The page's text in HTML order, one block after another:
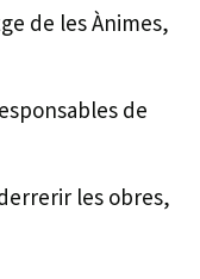
de les Ànimes,
de
les obres,